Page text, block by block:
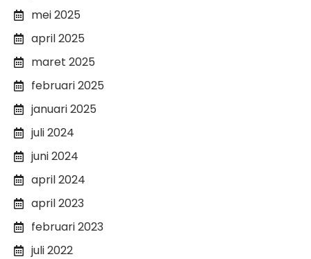
mei 2025
april 2025
maret 2025
februari 2025
januari 2025
juli 2024
juni 2024
april 2024
april 2023
februari 2023
juli 2022